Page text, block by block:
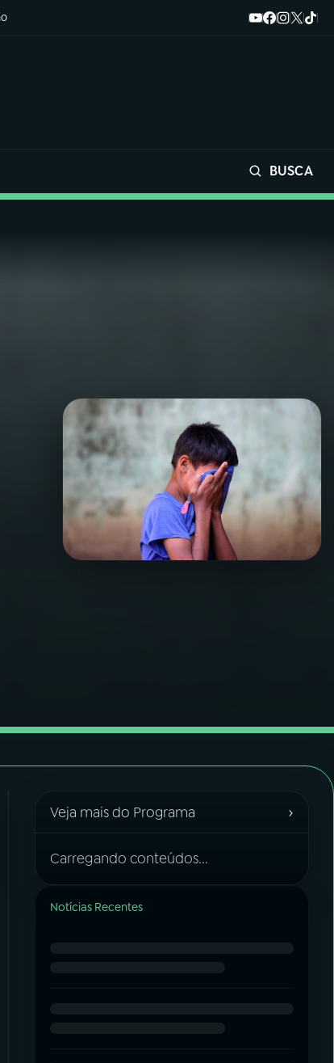
BUSCA
Veja mais do Programa ›
Carregando conteúdos...
Notícias Recentes